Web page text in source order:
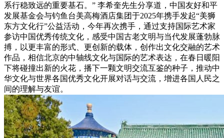
系行稳致远的重要基石。” 李希奎先生分享道，中国友好和平
发展基金会与钓鱼台美高梅酒店集团于2025年携手发起“美狮
东方文化行”公益活动，今年再次携手，通过支持国际艺术家
参访中国优秀传统文化，感受中国古老文明与当代发展蓬勃脉
搏，以更丰富的形式、更创新的载体，创作出文化交融的艺术
作品，相信北京的中轴线文化与国际的艺术表达，在春日暖阳
下将碰撞出新的火花，播下一颗文明交流互鉴的种子，推动中
华文化与世界各国优秀文化开展对话与交流，增进各国人民之
间的理解与友谊。